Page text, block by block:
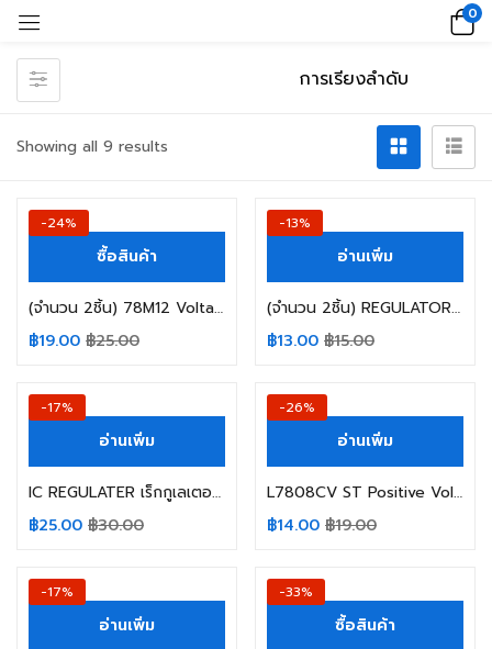
0
Showing all 9 results
-24%
ซื้อสินค้า
(จำนวน 2ชิ้น) 78M12 Voltage Regulator
฿19.00 ฿25.00
-13%
อ่านเพิ่ม
(จำนวน 2ชิ้น) REGULATOR รีกูเลเตอร์ L78L05ACZ L78L05 ST Positive Voltage Regulators 5V 100mA
฿13.00 ฿15.00
-17%
อ่านเพิ่ม
IC REGULATER เร็กกูเลเตอร์ KIA7805A
฿25.00 ฿30.00
-26%
อ่านเพิ่ม
L7808CV ST Positive Voltage Regulator +8V
฿14.00 ฿19.00
-17%
อ่านเพิ่ม
-33%
ซื้อสินค้า